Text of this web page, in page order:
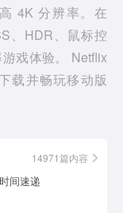
4K 分辨率。在
、HDR、鼠标控
戏体验。 Netflix
载并畅玩移动版
14971篇内容
间速递